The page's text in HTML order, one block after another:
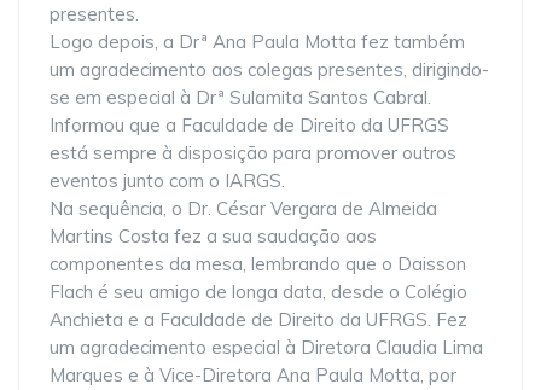
presentes.
Logo depois, a Drª Ana Paula Motta fez também
um agradecimento aos colegas presentes, dirigindo-
se em especial à Drª Sulamita Santos Cabral.
Informou que a Faculdade de Direito da UFRGS
está sempre à disposição para promover outros
eventos junto com o IARGS.
Na sequência, o Dr. César Vergara de Almeida
Martins Costa fez a sua saudação aos
componentes da mesa, lembrando que o Daisson
Flach é seu amigo de longa data, desde o Colégio
Anchieta e a Faculdade de Direito da UFRGS. Fez
um agradecimento especial à Diretora Claudia Lima
Marques e à Vice-Diretora Ana Paula Motta, por